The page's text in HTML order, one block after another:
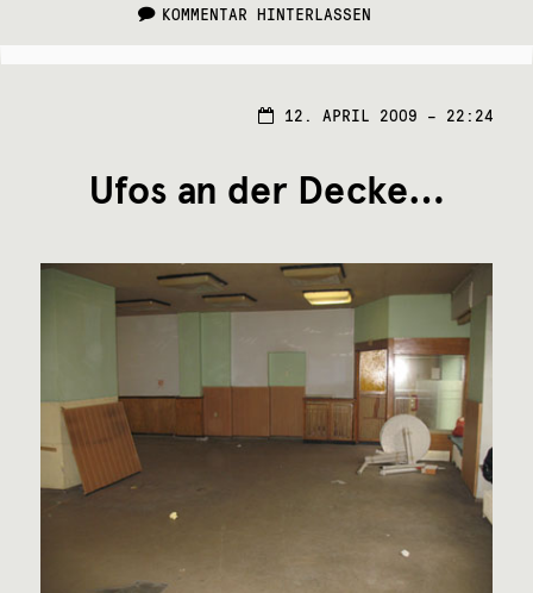
KOMMENTAR HINTERLASSEN
12. APRIL 2009 – 22:24
Ufos an der Decke…